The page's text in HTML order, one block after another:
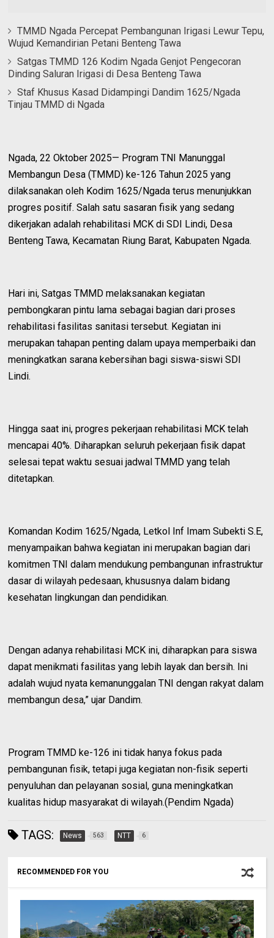
TMMD Ngada Percepat Pembangunan Irigasi Lewur Tepu,
Wujud Kemandirian Petani Benteng Tawa
Satgas TMMD 126 Kodim Ngada Genjot Pengecoran
Dinding Saluran Irigasi di Desa Benteng Tawa
Staf Khusus Kasad Didampingi Dandim 1625/Ngada
Tinjau TMMD di Ngada
Ngada, 22 Oktober 2025— Program TNI Manunggal
Membangun Desa (TMMD) ke-126 Tahun 2025 yang
dilaksanakan oleh Kodim 1625/Ngada terus menunjukkan
progres positif. Salah satu sasaran fisik yang sedang
dikerjakan adalah rehabilitasi MCK di SDI Lindi, Desa
Benteng Tawa, Kecamatan Riung Barat, Kabupaten Ngada.
Hari ini, Satgas TMMD melaksanakan kegiatan
pembongkaran pintu lama sebagai bagian dari proses
rehabilitasi fasilitas sanitasi tersebut. Kegiatan ini
merupakan tahapan penting dalam upaya memperbaiki dan
meningkatkan sarana kebersihan bagi siswa-siswi SDI
Lindi.
Hingga saat ini, progres pekerjaan rehabilitasi MCK telah
mencapai 40%. Diharapkan seluruh pekerjaan fisik dapat
selesai tepat waktu sesuai jadwal TMMD yang telah
ditetapkan.
Komandan Kodim 1625/Ngada, Letkol Inf Imam Subekti S.E,
menyampaikan bahwa kegiatan ini merupakan bagian dari
komitmen TNI dalam mendukung pembangunan infrastruktur
dasar di wilayah pedesaan, khususnya dalam bidang
kesehatan lingkungan dan pendidikan.
Dengan adanya rehabilitasi MCK ini, diharapkan para siswa
dapat menikmati fasilitas yang lebih layak dan bersih. Ini
adalah wujud nyata kemanunggalan TNI dengan rakyat dalam
membangun desa,” ujar Dandim.
Program TMMD ke-126 ini tidak hanya fokus pada
pembangunan fisik, tetapi juga kegiatan non-fisik seperti
penyuluhan dan pelayanan sosial, guna meningkatkan
kualitas hidup masyarakat di wilayah.(Pendim Ngada)
TAGS: News 563 NTT 6
RECOMMENDED FOR YOU